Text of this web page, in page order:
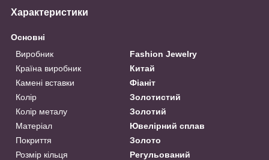
Характеристики
Основні
Виробник
Fashion Jewelry
Країна виробник
Китай
Камені вставки
Фіаніт
Колір
Золотистий
Колір металу
Золотий
Матеріал
Ювелірний сплав
Покриття
Золото
Розмір кільця
Регульований